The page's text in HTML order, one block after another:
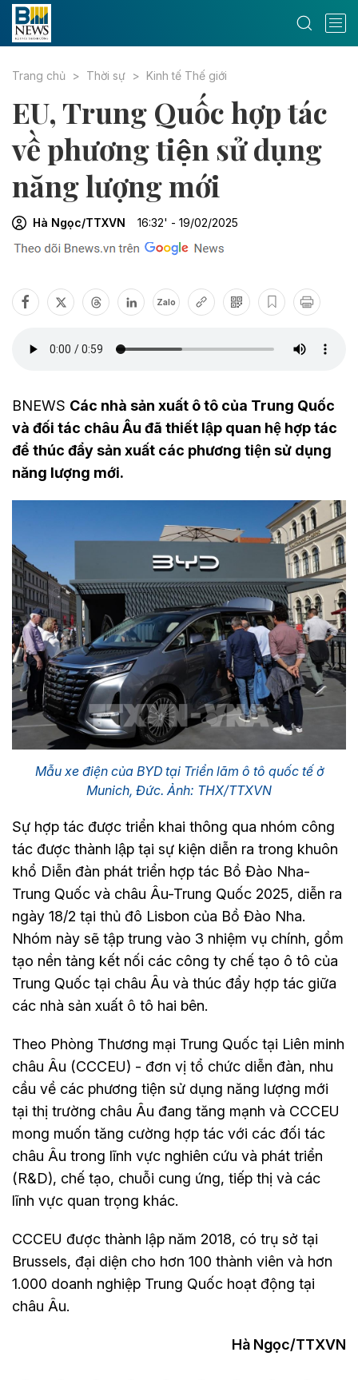
Trang chủ Thời sự Kinh tế Thế giới
EU, Trung Quốc hợp tác
về phương tiện sử dụng
năng lượng mới
Hà Ngọc/TTXVN 16:32' - 19/02/2025
Zalo
BNEWS Các nhà sản xuất ô tô của Trung Quốc
và đối tác châu Âu đã thiết lập quan hệ hợp tác
để thúc đẩy sản xuất các phương tiện sử dụng
năng lượng mới.
Mẫu xe điện của BYD tại Triển lãm ô tô quốc tế ở
Munich, Đức. Ảnh: THX/TTXVN
Sự hợp tác được triển khai thông qua nhóm công
tác được thành lập tại sự kiện diễn ra trong khuôn
khổ Diễn đàn phát triển hợp tác Bồ Đào Nha-
Trung Quốc và châu Âu-Trung Quốc 2025, diễn ra
ngày 18/2 tại thủ đô Lisbon của Bồ Đào Nha.
Nhóm này sẽ tập trung vào 3 nhiệm vụ chính, gồm
tạo nền tảng kết nối các công ty chế tạo ô tô của
Trung Quốc tại châu Âu và thúc đẩy hợp tác giữa
các nhà sản xuất ô tô hai bên.
Theo Phòng Thương mại Trung Quốc tại Liên minh
châu Âu (CCCEU) - đơn vị tổ chức diễn đàn, nhu
cầu về các phương tiện sử dụng năng lượng mới
tại thị trường châu Âu đang tăng mạnh và CCCEU
mong muốn tăng cường hợp tác với các đối tác
châu Âu trong lĩnh vực nghiên cứu và phát triển
(R&D), chế tạo, chuỗi cung ứng, tiếp thị và các
lĩnh vực quan trọng khác.
CCCEU được thành lập năm 2018, có trụ sở tại
Brussels, đại diện cho hơn 100 thành viên và hơn
1.000 doanh nghiệp Trung Quốc hoạt động tại
châu Âu.
Hà Ngọc/TTXVN